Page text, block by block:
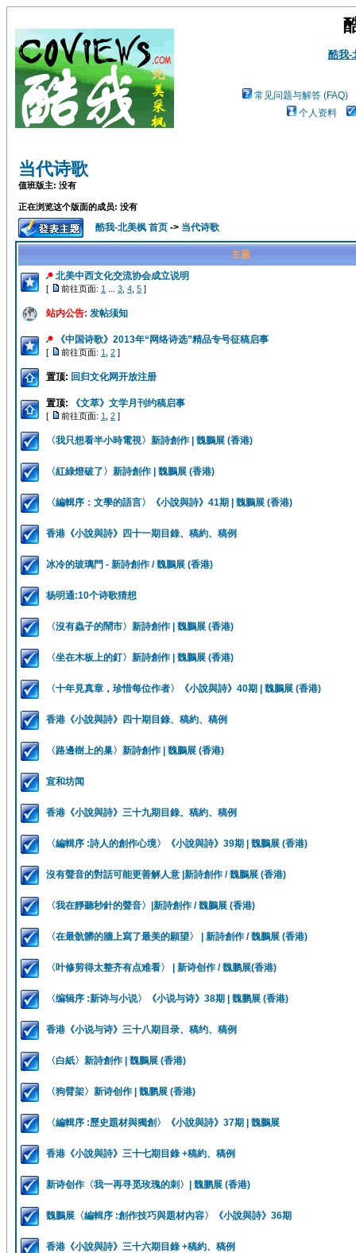
酷我-
常见问题与解答 (FAQ)
个人资料
当代诗歌
值班版主: 没有
正在浏览这个版面的成员: 没有
酷我-北美枫 首页 -> 当代诗歌
主题
北美中西文化交流协会成立说明
[ 前往页面: 1 3 4 5 ]
站内公告: 发帖须知
《中国诗歌》2013年“网络诗选”精品专号征稿启事
[ 前往页面: 1 2 ]
置顶: 回归文化网开放注册
置顶: 《文萃》文学月刊约稿启事
[ 前往页面: 1 2 ]
〈我只想看半小時電視〉新詩創作 | 魏鵬展 (香港)
〈紅綠燈破了〉新詩創作 | 魏鵬展 (香港)
〈編輯序：文學的語言〉《小說與詩》41期 | 魏鵬展 (香港)
香港《小說與詩》四十一期目錄、稿約、稿例
冰冷的玻璃門 - 新詩創作 / 魏鵬展 (香港)
杨明通:10个诗歌猜想
〈沒有蟲子的鬧市〉新詩創作 | 魏鵬展 (香港)
〈坐在木板上的釘〉新詩創作 | 魏鵬展 (香港)
〈十年見真章，珍惜每位作者〉《小說與詩》40期 | 魏鵬展 (香港)
香港《小說與詩》四十期目錄、稿約、稿例
〈路邊樹上的巢〉新詩創作 | 魏鵬展 (香港)
宣和坊闻
香港《小說與詩》三十九期目錄、稿約、稿例
〈編輯序 :詩人的創作心境〉《小說與詩》39期 | 魏鵬展 (香港)
沒有聲音的對話可能更善解人意 |新詩創作 / 魏鵬展 (香港)
〈我在靜聽秒針的聲音〉|新詩創作 / 魏鵬展 (香港)
〈在最骯髒的牆上寫了最美的願望〉 | 新詩創作 / 魏鵬展 (香港)
〈叶修剪得太整齐有点难看〉 | 新诗创作 / 魏鹏展(香港)
〈编辑序 :新诗与小说〉《小说与诗》38期 | 魏鹏展 (香港)
香港《小说与诗》三十八期目录、稿约、稿例
〈白紙〉新詩創作 | 魏鵬展 (香港)
〈狗臂架〉新诗创作 | 魏鹏展 (香港)
〈編輯序 :歷史題材與獨創〉《小說與詩》37期 | 魏鵬展
香港《小說與詩》三十七期目錄 +稿約、稿例
新诗创作〈我一再寻觅玫瑰的刺〉| 魏鹏展 (香港)
魏鵬展〈編輯序 :創作技巧與題材內容〉《小說與詩》36期
香港《小說與詩》三十六期目錄 +稿約、稿例